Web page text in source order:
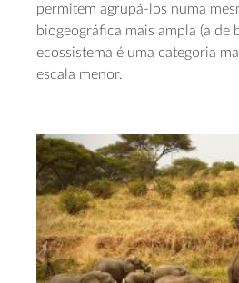
permitem agrupá‑los numa
biogeográfica mais ampla (a de
ecossistema é uma categoria
escala menor.